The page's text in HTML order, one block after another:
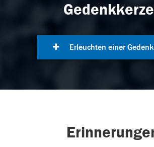
Erleuchten einer